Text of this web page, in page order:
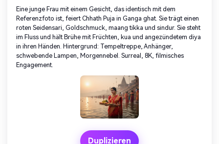
Eine junge Frau mit einem Gesicht, das identisch mit dem
Referenzfoto ist, feiert Chhath Puja in Ganga ghat. Sie trägt einen
roten Seidensari, Goldschmuck, maang tikka und sindur. Sie steht
im Fluss und hält Brühe mit Früchten, kua und angezündetem diya
in ihren Händen. Hintergrund: Tempeltreppe, Anhänger,
schwebende Lampen, Morgennebel. Surreal, 8K, filmisches
Engagement.
Duplizieren